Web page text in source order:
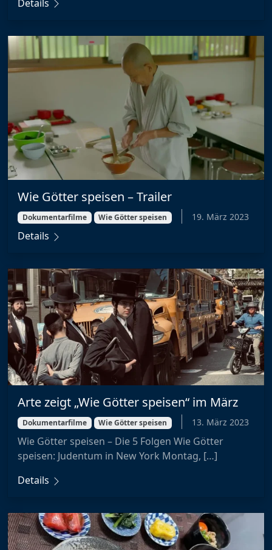
Details
Wie Götter speisen – Trailer
Dokumentarfilme Wie Götter speisen 19. März 2023
Details
Arte zeigt „Wie Götter speisen“ im März
Dokumentarfilme Wie Götter speisen 13. März 2023
Wie Götter speisen – Die 5 Folgen Wie Götter
speisen: Judentum in New York Montag, […]
Details